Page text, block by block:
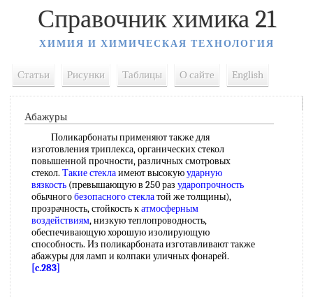
Справочник химика 21
ХИМИЯ И ХИМИЧЕСКАЯ ТЕХНОЛОГИЯ
Статьи Рисунки Таблицы О сайте English
Абажуры
Поликарбонаты применяют также для
изготовления триплекса, органических стекол
повышенной прочности, различных смотровых
стекол. Такие стеклаимеют высокуюударную
вязкость (превышающую в 250 раз ударопрочность
обычногобезопасного стеклатой же толщины),
прозрачность, стойкость катмосферным
воздействиям, низкую теплопроводность,
обеспечивающую хорошую изолирующую
способность. Из поликарбоната изготавливают также
абажуры для ламп и колпаки уличных фонарей.
[c.283]